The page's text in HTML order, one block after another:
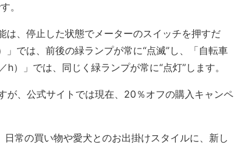
。
、停止した状態でメーターのスイッチを押すだ
では、前後の緑ランプが常に“点滅”し、「自転車
）」では、同じく緑ランプが常に“点灯”します。
、公式サイトでは現在、20％オフの購入キャンペ
常の買い物や愛犬とのお出掛けスタイルに、新し